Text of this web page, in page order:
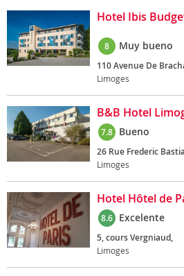
Hotel Ibis
8 Muy bueno
110 Avenue De
Limoges
B&B Hotel
7.8 Bueno
26 Rue Frederic
Limoges
Hotel Hôtel de
8.6 Excelente
5, cours Vergniaud,
Limoges